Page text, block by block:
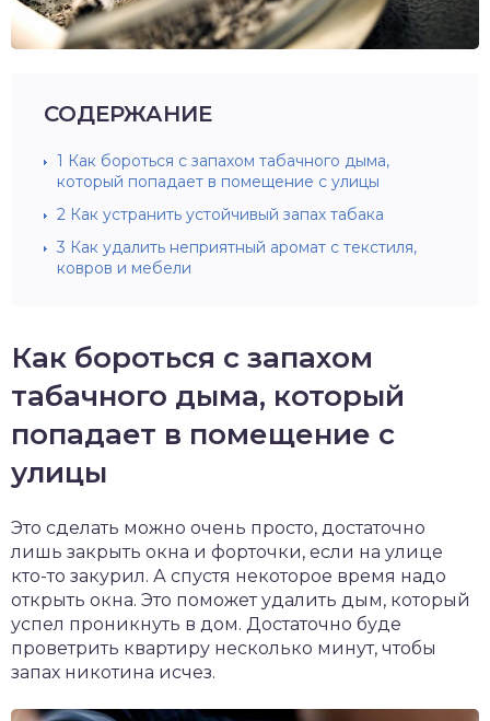
СОДЕРЖАНИЕ
1 Как бороться с запахом табачного дыма,
который попадает в помещение с улицы
2 Как устранить устойчивый запах табака
3 Как удалить неприятный аромат с текстиля,
ковров и мебели
Как бороться с запахом
табачного дыма, который
попадает в помещение с
улицы
Это сделать можно очень просто, достаточно
лишь закрыть окна и форточки, если на улице
кто-то закурил. А спустя некоторое время надо
открыть окна. Это поможет удалить дым, который
успел проникнуть в дом. Достаточно буде
проветрить квартиру несколько минут, чтобы
запах никотина исчез.